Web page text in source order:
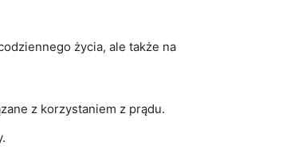
życia, ale ‍także na
⁢z‌ korzystaniem z ‌prądu.